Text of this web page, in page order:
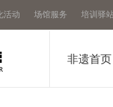
活动 场馆服务 培训驿
非遗首页